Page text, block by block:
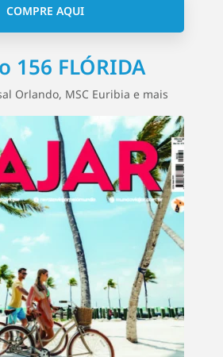
COMPRE AQUI
156 FLÓRIDA
Orlando, MSC Euribia e mais